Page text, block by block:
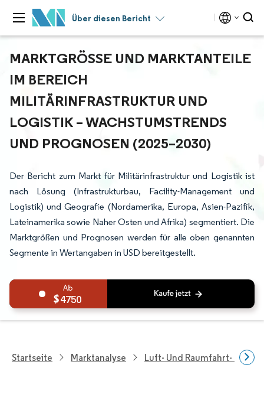
Über diesen Bericht
MARKTGRÖSSE UND MARKTANTEILE I
M BEREICH M
ILITÄRINFRASTRUKTUR UND L
OGISTIK – WACHSTUMSTRENDS U
ND PROGNOSEN (2025–2030)
Der Bericht zum Markt für Militärinfrastruktur und Logistik ist
nach Lösung (Infrastrukturbau, Facility-Management und
Logistik) und Geografie (Nordamerika, Europa, Asien-Pazifik,
Lateinamerika sowie Naher Osten und Afrika) segmentiert. Die
Marktgrößen und Prognosen werden für alle oben genannten
Segmente in Wertangaben in USD bereitgestellt.
4750
Startseite Marktanalyse Luft- Und Raumfahrt- Und